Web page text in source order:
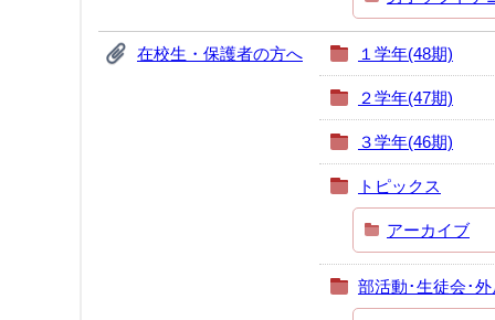
在校生・保護者の方へ １学年(48期)
２学年(47期)
３学年(46期)
トピックス
アーカイブ
部活動･生徒会･外